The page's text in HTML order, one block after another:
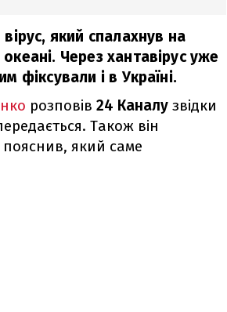
який спалахнув на
Через хантавірус уже
фіксували і в Україні.
розповів 24 Каналу звідки
Також він
який саме